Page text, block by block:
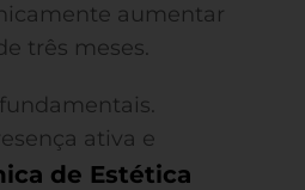
aumentar
três meses.
ativa e
de Estética